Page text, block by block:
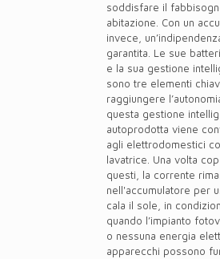
soddisfare il
abitazione. Con un
invece,
garantita. Le sue
e la sua gestione
sono tre elementi
raggiungere
questa gestione
autoprodotta viene
agli elettrodomestici
lavatrice. Una volta
questi, la corrente
nell'accumulatore per
cala il sole, in
quando l’impianto
o nessuna energia
apparecchi possono